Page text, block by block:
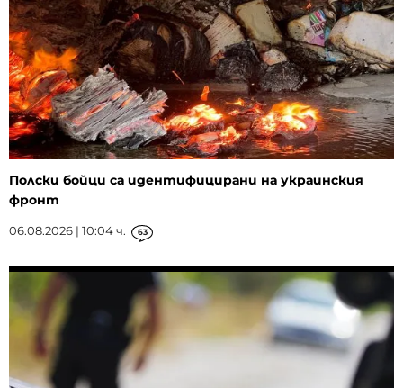
Полски бойци са идентифицирани на украинския
фронт
06.08.2026 | 10:04 ч. 63